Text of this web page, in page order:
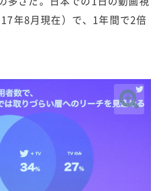
年8月現在）で、1年間で2倍